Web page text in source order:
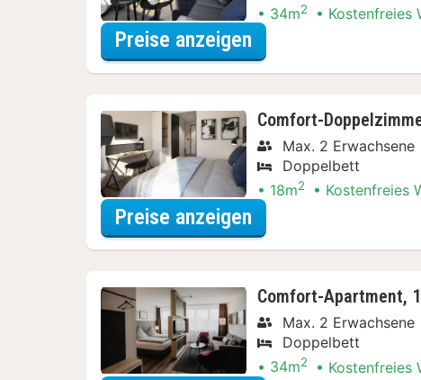
34m2 Kostenfreies
Preise anzeigen
Comfort-
Max. 2 Erwachsene
Doppelbett
18m2 Kostenfreies
Preise anzeigen
Comfort-Apartment,
Max. 2 Erwachsene
Doppelbett
34m2 Kostenfreies